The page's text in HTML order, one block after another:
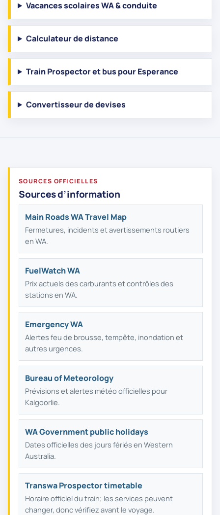
AVR. dim.
26
AVR.
Jour férié pour Anzac Day
lun.
JUIN lun.
SEPT. lun.
26
27 Jour férié pour Noël
28
DÉC.
Jour férié pour Boxing Day
Vacances scolaires WA & conduite
Calculateur de distance
Train Prospector et bus pour Esperance
Convertisseur de devises
SOURCES OFFICIELLES
Sources d’information
Main Roads WA Travel Map
Fermetures, incidents et avertissements routiers
en WA.
FuelWatch WA
Prix actuels des carburants et contrôles des
stations en WA.
Emergency WA
Alertes feu de brousse, tempête, inondation et
autres urgences.
Bureau of Meteorology
Prévisions et alertes météo officielles pour
Kalgoorlie.
WA Government public holidays
Dates officielles des jours fériés en Western
Australia.
Transwa Prospector timetable
Horaire officiel du train; les services peuvent
changer, donc vérifiez avant le voyage.